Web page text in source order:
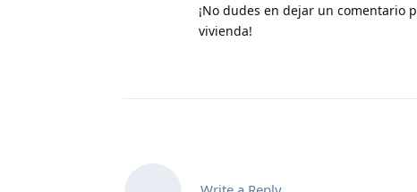
¡No dudes en dejar un comentario
vivienda!